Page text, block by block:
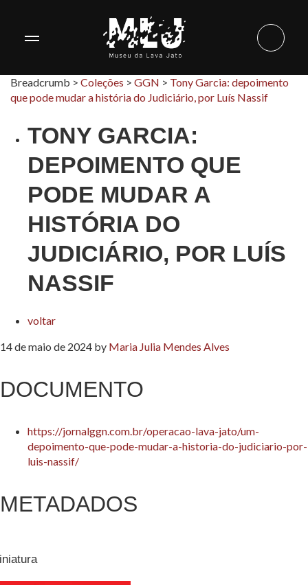
Breadcrumb > Coleções > GGN > Tony Garcia: depoimento
que pode mudar a história do Judiciário, por Luís Nassif
TONY GARCIA:
DEPOIMENTO QUE
PODE MUDAR A
HISTÓRIA DO
JUDICIÁRIO, POR LUÍS
NASSIF
voltar
14 de maio de 2024 by Maria Julia Mendes Alves
DOCUMENTO
https://jornalggn.com.br/operacao-lava-jato/um-
depoimento-que-pode-mudar-a-historia-do-judiciario-por-
luis-nassif/
METADADOS